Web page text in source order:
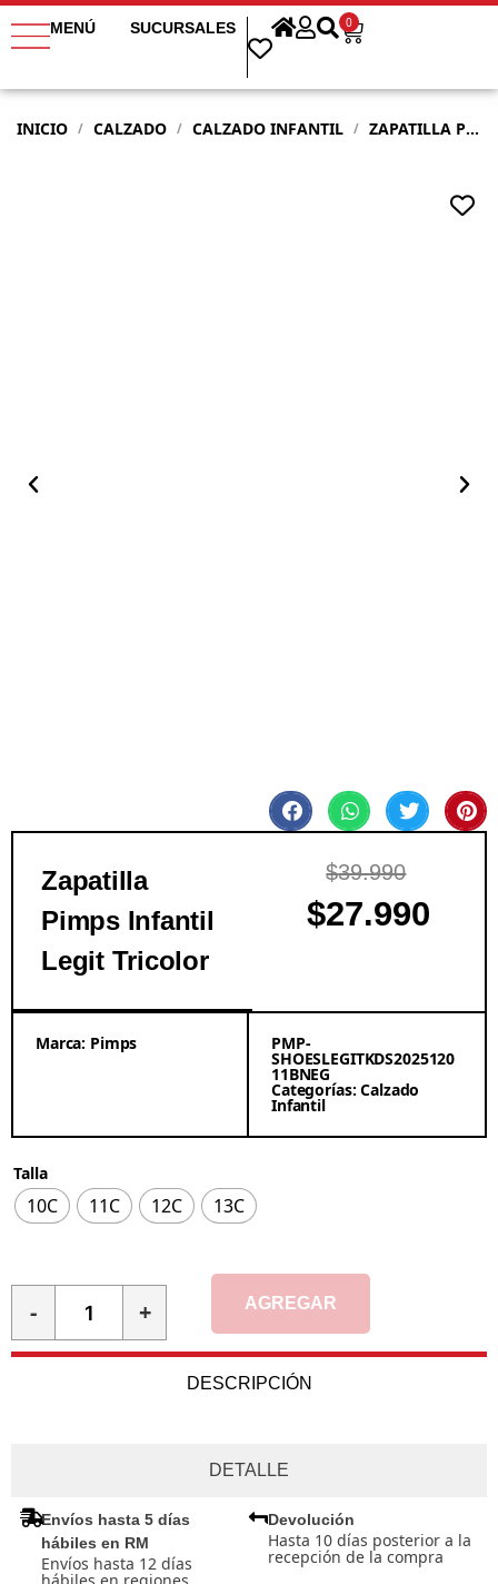
MENÚ SUCURSALES 0
INICIO / CALZADO / CALZADO INFANTIL / ZAPATILLA PIMPS INFANTIL LEGIT TRICOLOR
Zapatilla
Pimps Infantil
Legit Tricolor
$39.990
$27.990
Marca: Pimps PMP-
SHOESLEGITKDS2025120
11BNEG
Categorías:Calzado
Infantil
Talla
10C 11C 12C 13C
- + AGREGAR
DESCRIPCIÓN
DETALLE
Envíos hasta 5 días
hábiles en RM
Envíos hasta 12 días
Devolución
Hasta 10 días posterior a la
recepción de la compra